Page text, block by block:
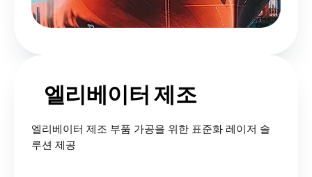
엘리베이터 제조
엘리베이터 제조 부품 가공을 위한 표준화 레이저 솔
루션 제공